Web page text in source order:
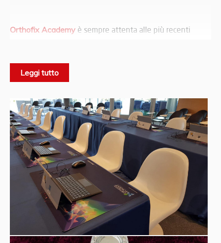
Orthofix Academy è sempre attenta alle più recenti
mondo.
Attraverso un’ampia gamma di opportunità di
apprendimento e discussione, consistenti in attività di
formazione sia di persona che a distanza, sessioni pratiche
in laboratori umidi e asciutti, dibattiti tra pari, discussioni
cliniche interattive, pubblicazioni e progetti di ricerca,
l’azienda è pienamente impegnata a migliorare le
competenze ortopediche professionali e per progredire la
formazione.
L’obiettivo è quello di creare una
comunità scientifica
internazionale, guidata dalla passione e da un forte
Leggi tutto